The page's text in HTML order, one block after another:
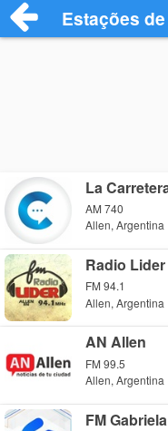
Estações
La
AM 740
Allen, Argentina
Radio Lider
FM 94.1
Allen, Argentina
AN Allen
FM 99.5
Allen, Argentina
FM